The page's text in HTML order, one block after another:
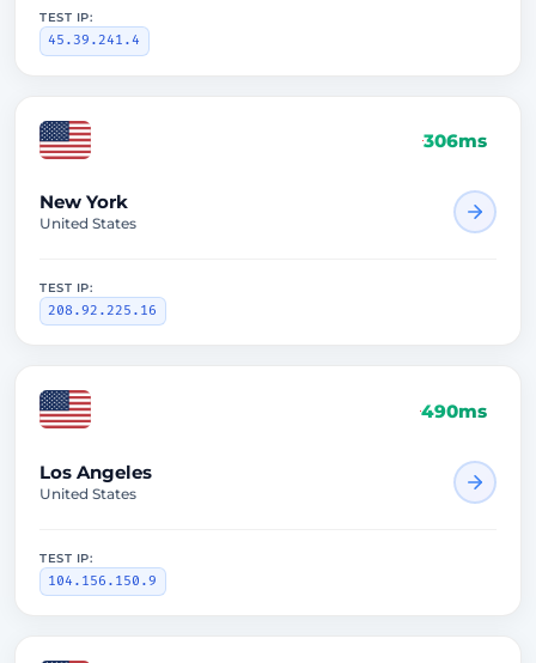
TEST IP:
45.39.241.4
306ms
New York
United States
TEST IP:
208.92.225.16
490ms
Los Angeles
United States
TEST IP:
104.156.150.9